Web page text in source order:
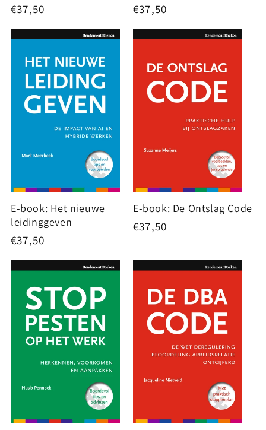
Normale
prijs
€37,50
Normale
prijs
€37,50
E-book: Het nieuwe
leidinggeven
Normale
€37,50
E-book: De Ontslag Code
Normale
€37,50